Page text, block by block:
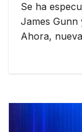
Se ha
James Gunn
Ahora,